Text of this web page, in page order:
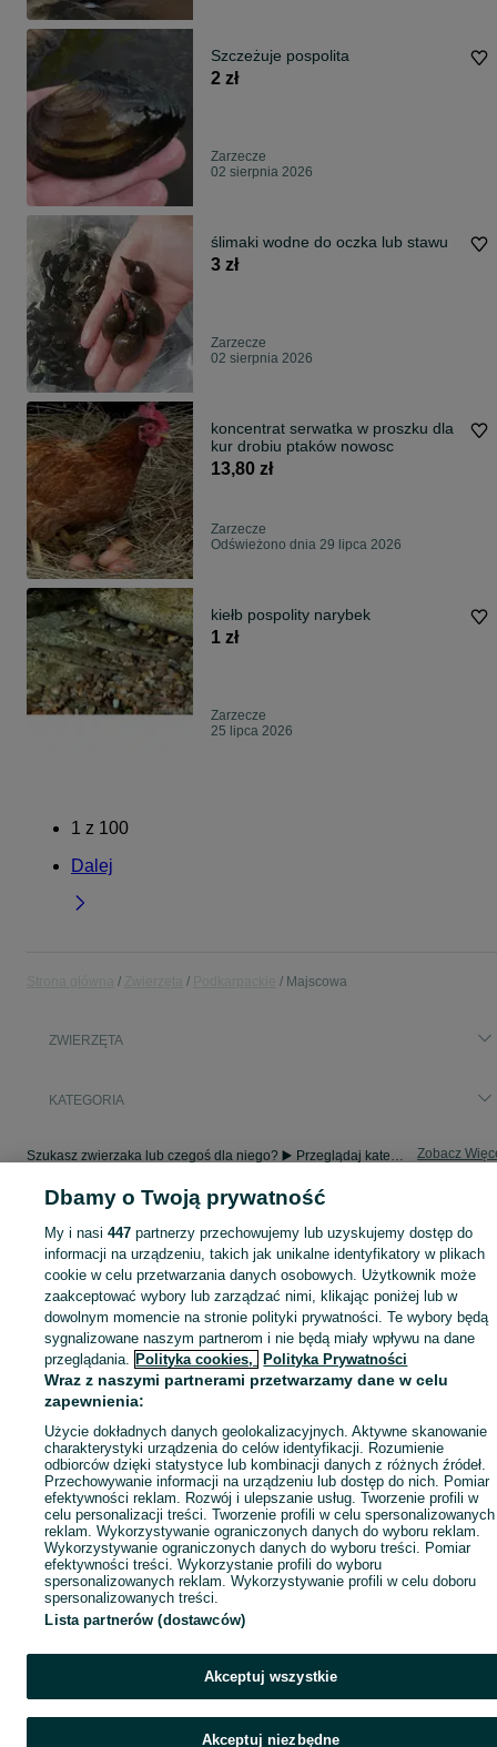
Szczeżuje pospolita
2 zł
Zarzecze
02 sierpnia 2026
ślimaki wodne do oczka lub stawu
3 zł
Zarzecze
02 sierpnia 2026
koncentrat serwatka w proszku dla
kur drobiu ptaków nowosc
13,80 zł
Zarzecze
Odświeżono dnia 29 lipca 2026
kiełb pospolity narybek
1 zł
Zarzecze
25 lipca 2026
1 z 100
Dalej
Majscowa
ZWIERZĘTA
KATEGORIA
Szukasz zwierzaka lub czegoś dla niego? ▶️ Przeglądaj kategorię Zwierzęta na OLX Majscowa i znajdź to, czego potrzebujesz w atrakcyjnych cenach! Zobacz
Mapa kategorii
Mapa miejscowości
Mapa ministron
Popularne wyszukiwania
Dbamy o Twoją prywatność
My i nasi447 partnerzy przechowujemy lub uzyskujemy dostęp do
informacji na urządzeniu, takich jak unikalne identyfikatory w plikach
cookie w celu przetwarzania danych osobowych. Użytkownik może
zaakceptować wybory lub zarządzać nimi, klikając poniżej lub w
dowolnym momencie na stronie polityki prywatności. Te wybory będą
sygnalizowane naszym partnerom i nie będą miały wpływu na dane
przeglądania. Polityka cookies, Polityka Prywatności
Wraz z naszymi partnerami przetwarzamy dane w celu
zapewnienia:
Użycie dokładnych danych geolokalizacyjnych. Aktywne skanowanie
charakterystyki urządzenia do celów identyfikacji. Rozumienie
odbiorców dzięki statystyce lub kombinacji danych z różnych źródeł.
Przechowywanie informacji na urządzeniu lub dostęp do nich. Pomiar
efektywności reklam. Rozwój i ulepszanie usług. Tworzenie profili w
celu personalizacji treści. Tworzenie profili w celu spersonalizowanych
reklam. Wykorzystywanie ograniczonych danych do wyboru reklam.
Wykorzystywanie ograniczonych danych do wyboru treści. Pomiar
efektywności treści. Wykorzystanie profili do wyboru
spersonalizowanych reklam. Wykorzystywanie profili w celu doboru
spersonalizowanych treści.
Lista partnerów (dostawców)
Akceptuj wszystkie
Akceptuj niezbędne